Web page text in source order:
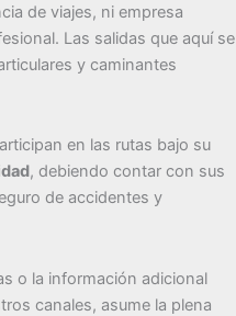
de viajes, ni empresa
Las salidas que aquí se
y caminantes
en las rutas bajo su
, debiendo contar con sus
de accidentes y
o la información adicional
canales, asume la plena